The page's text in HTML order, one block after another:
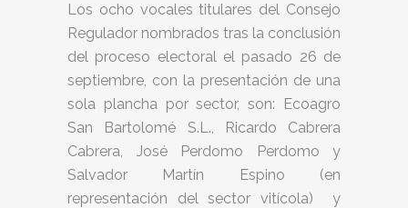
Los ocho vocales titulares del Consejo
Regulador nombrados tras la conclusión
del proceso electoral el pasado 26 de
septiembre, con la presentación de una
sola plancha por sector, son: Ecoagro
San Bartolomé S.L., Ricardo Cabrera
Cabrera, José Perdomo Perdomo y
Salvador Martín Espino (en
representación del sector vitícola) y